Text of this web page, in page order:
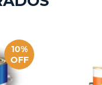
10%
OFF